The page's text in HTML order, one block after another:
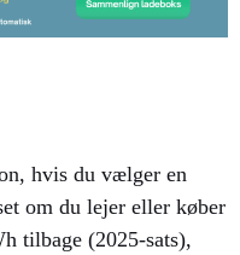
hvis du vælger en
om du lejer eller køber
tilbage (2025-sats),